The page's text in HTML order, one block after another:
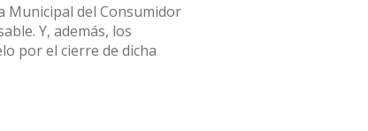
Municipal del Consumidor
Y, además, los
por el cierre de dicha